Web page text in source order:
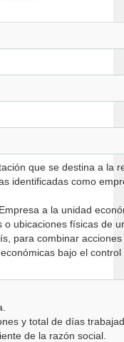
que se destina a la
identificadas como
a la unidad
o ubicaciones físicas de
para combinar
bajo el
y total de días
de la razón social.